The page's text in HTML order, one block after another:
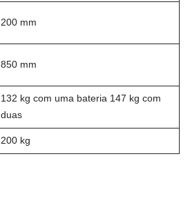
200 mm
850 mm
132 kg com uma bateria 147 kg com
duas
200 kg